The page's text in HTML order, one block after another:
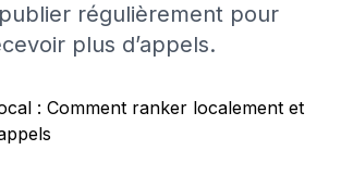
régulièrement pour
plus d’appels.
: Comment ranker localement et